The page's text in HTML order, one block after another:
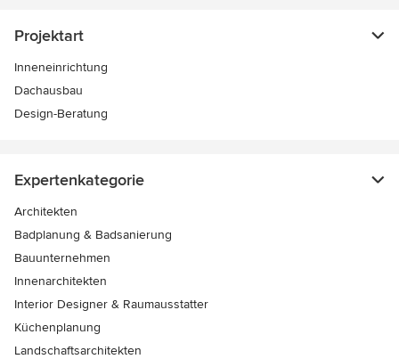
Projektart
Inneneinrichtung
Dachausbau
Design-Beratung
Expertenkategorie
Architekten
Badplanung & Badsanierung
Bauunternehmen
Innenarchitekten
Interior Designer & Raumausstatter
Küchenplanung
Landschaftsarchitekten